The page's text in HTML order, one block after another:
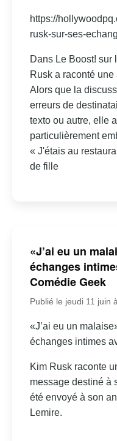
https://
rusk-sur-ses-
Dans Le Boost! sur
Rusk a raconté
Alors que la
erreurs de
texto ou autre, elle
particulièrement
« J'étais au
de fille
«J’ai eu un
échanges
Comédie Geek
Publié le jeudi 11 juin
«J’ai eu un
échanges intimes
Kim Rusk raconte
message destiné à
été envoyé à son
Lemire.